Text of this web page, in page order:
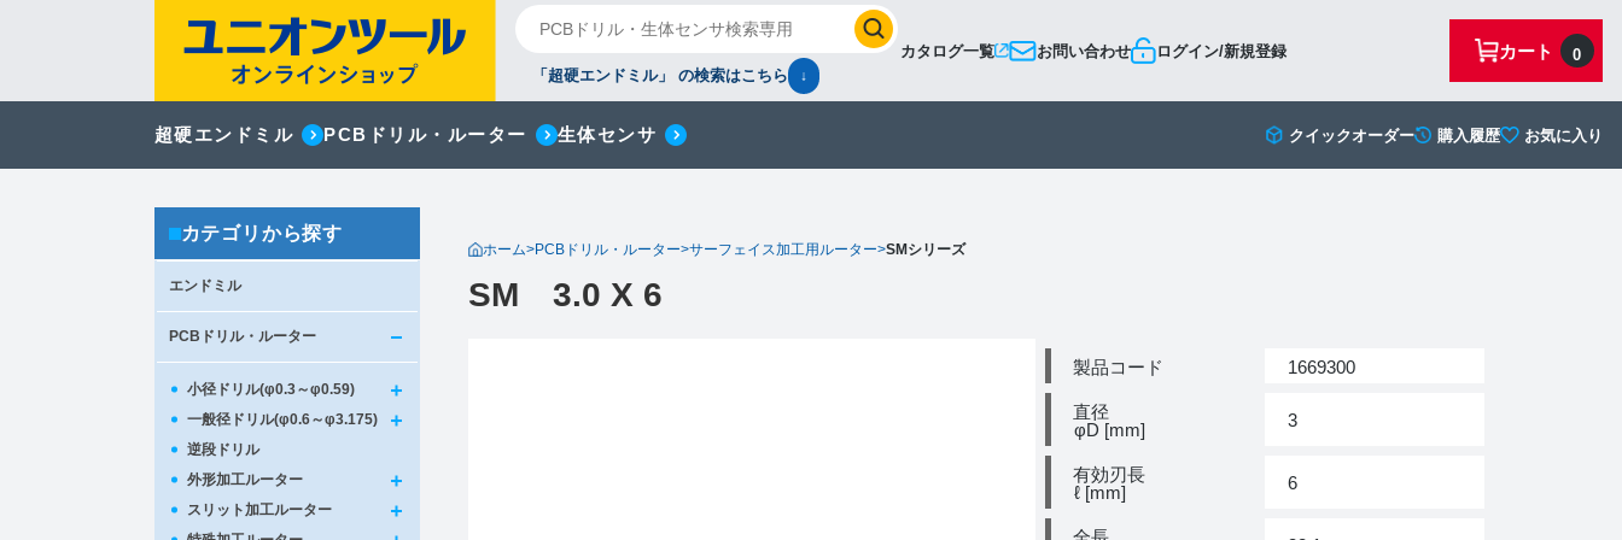
カタログ一覧 お問い合わせ ログイン/新規登録 0
カート
「超硬エンドミル」 の検索はこちら ↓
超硬エンドミル PCBドリル・ルーター 生体センサ クイックオーダー 購入履歴 お気に入り
ホーム>PCBドリル・ルーター>サーフェイス加工用ルーター>SMシリーズ
SM 3.0 X 6
製品コード 1669300
直径
φD [mm]
3
有効刃長
ℓ [mm]
6
カテゴリから探す
エンドミル
PCBドリル・ルーター
小径ドリル(φ0.3～φ0.59)
一般径ドリル(φ0.6～φ3.175)
逆段ドリル
外形加工ルーター
スリット加工ルーター